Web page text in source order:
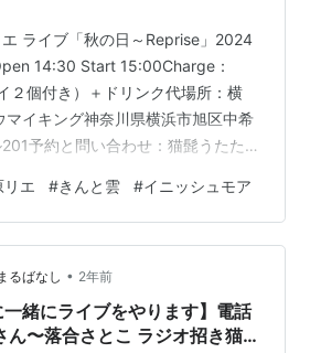
ライブ「秋の日～Reprise」2024
14:30 Start 15:00Charge：
２個付き）＋ドリンク代場所：横
マイキング神奈川県横浜市旭区中希
予約と問い合わせ：猫髭うたたね
音を出すことになりました。 高校
、その母校の近くにある、高校の
ライブをします。シュウマイキン
ので、チャージにはシュウマイが
しい…
リエ #きんと雲 #イニッシュモア
るばなし • 2年前
一緒にライブをやります】電話
ん〜落合さとこ ラジオ招き猫